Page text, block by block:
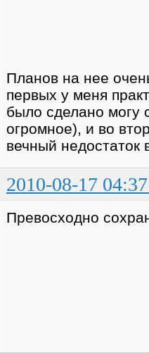
Планов на нее
первых у меня
было сделано могу
огромное), и во
вечный недостаток
2010-08-17
Превосходно